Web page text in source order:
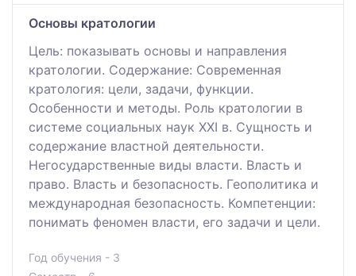
Основы кратологии
Цель: показывать основы и направления
кратологии. Содержание: Современная
кратология: цели, задачи, функции.
Особенности и методы. Роль кратологии в
системе социальных наук XXI в. Сущность и
содержание властной деятельности.
Негосударственные виды власти. Власть и
право. Власть и безопасность. Геополитика и
международная безопасность. Компетенции:
понимать феномен власти, его задачи и цели.
Год обучения - 3